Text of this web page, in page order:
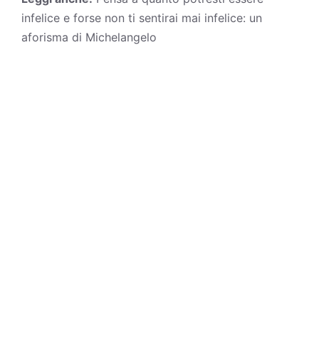
infelice e forse non ti sentirai mai infelice: un
aforisma di Michelangelo